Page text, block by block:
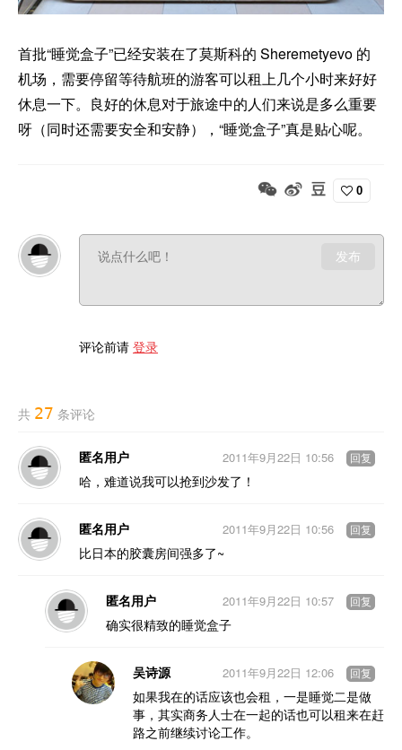
首批“睡觉盒子”已经安装在了莫斯科的 Sheremetyevo 的
机场，需要停留等待航班的游客可以租上几个小时来好好
休息一下。良好的休息对于旅途中的人们来说是多么重要
呀（同时还需要安全和安静），“睡觉盒子”真是贴心呢。
0
发布
评论前请 登录
共 27 条评论
匿名用户
哈，难道说我可以抢到沙发了！
2011年9月22日 10:56 回复
匿名用户
比日本的胶囊房间强多了~
2011年9月22日 10:56 回复
匿名用户
确实很精致的睡觉盒子
2011年9月22日 10:57 回复
吴诗源
如果我在的话应该也会租，一是睡觉二是做
事，其实商务人士在一起的话也可以租来在赶
路之前继续讨论工作。
2011年9月22日 12:06 回复